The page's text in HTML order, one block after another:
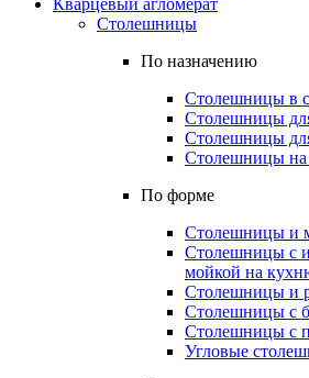
Кварцевый агломерат
Столешницы
По назначению
Столешницы в
Столешницы
Столешницы
Столешницы
По форме
Столешницы и
Столешницы с
мойкой на
Столешницы и
Столешницы с
Столешницы с
Угловые